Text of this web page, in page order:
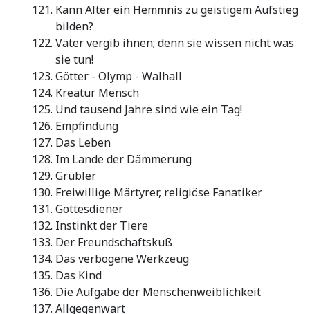
Kann Alter ein Hemmnis zu geistigem Aufstieg
bilden?
Vater vergib ihnen; denn sie wissen nicht was
sie tun!
Götter - Olymp - Walhall
Kreatur Mensch
Und tausend Jahre sind wie ein Tag!
Empfindung
Das Leben
Im Lande der Dämmerung
Grübler
Freiwillige Märtyrer, religiöse Fanatiker
Gottesdiener
Instinkt der Tiere
Der Freundschaftskuß
Das verbogene Werkzeug
Das Kind
Die Aufgabe der Menschenweiblichkeit
Allgegenwart